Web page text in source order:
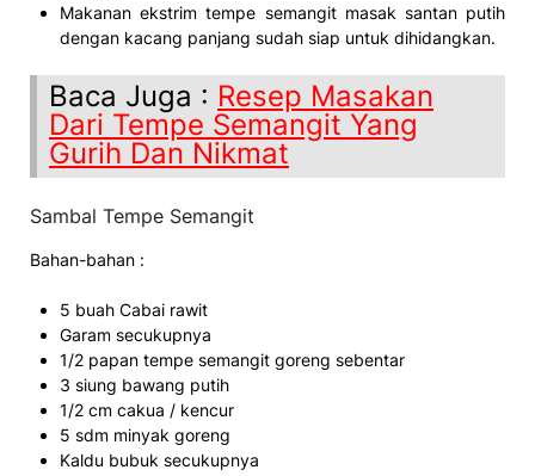
Makanan ekstrim tempe semangit masak santan putih
dengan kacang panjang sudah siap untuk dihidangkan.
Baca Juga : Resep Masakan
Dari Tempe Semangit Yang
Gurih Dan Nikmat
Sambal Tempe Semangit
Bahan-bahan :
5 buah Cabai rawit
Garam secukupnya
1/2 papan tempe semangit goreng sebentar
3 siung bawang putih
1/2 cm cakua / kencur
5 sdm minyak goreng
Kaldu bubuk secukupnya